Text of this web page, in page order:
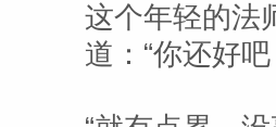
这个年轻的法
道：“你还好吧